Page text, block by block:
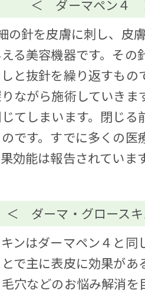
＜ ダーマペン４
の針を皮膚に刺し、皮
る美容機器です。その
と抜針を繰り返すもの
ながら施術していきま
てしまいます。閉じる
です。すでに多くの医
効能は報告されていま
＜ ダーマ・グロース
ンはダーマペン４と同
で主に表皮に効果があ
穴などのお悩み解消を